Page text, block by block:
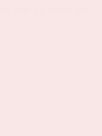
we samen dat